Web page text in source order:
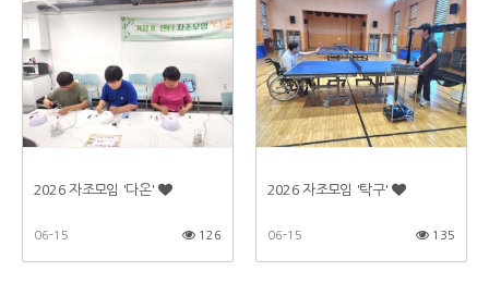
2026 자조모임 '다온'
06-15 126
2026 자조모임 '탁구'
06-15 135